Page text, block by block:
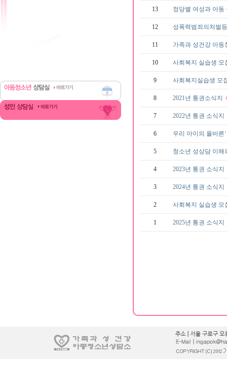
13 정당별 여성과 아동
12 성폭력범죄의처벌
11 가족과 성건강 아
10 사회복지 실습생 모
9 사회복지실습생 모
8 2021년 통권소식지
7 2022년 통권 소식지
6 우리 아이의 올바른
5 청소년 성상담 이해
4 2023년 통권 소식지
3 2024년 통권 소식지
2 사회복지 실습생
1 2025년 통권 소식지